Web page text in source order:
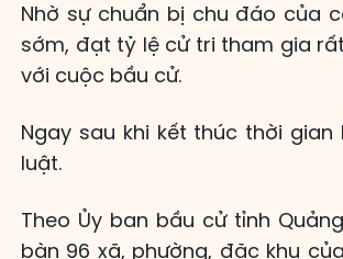
Nhờ sự chuẩn bị chu đáo của
sớm, đạt tỷ lệ cử tri tham gia
với cuộc bầu cử.
Ngay sau khi kết thúc thời
luật.
Theo Ủy ban bầu cử tỉnh
bàn 96 xã, phường, đặc khu